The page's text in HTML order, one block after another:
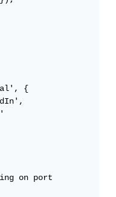
{
on port